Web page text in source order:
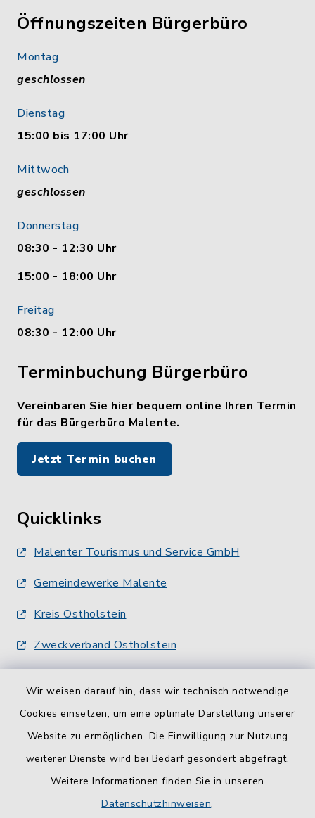
Wir weisen darauf hin, dass wir technisch notwendige
Cookies einsetzen, um eine optimale Darstellung unserer
Website zu ermöglichen. Die Einwilligung zur Nutzung
weiterer Dienste wird bei Bedarf gesondert abgefragt.
Weitere Informationen finden Sie in unseren
Datenschutzhinweisen.
Öffnungszeiten Bürgerbüro
Montag
geschlossen
Dienstag
15:00 bis 17:00 Uhr
Mittwoch
geschlossen
Donnerstag
08:30 - 12:30 Uhr
15:00 - 18:00 Uhr
Freitag
08:30 - 12:00 Uhr
Terminbuchung Bürgerbüro
Vereinbaren Sie hier bequem online Ihren Termin
für das Bürgerbüro Malente.
Jetzt Termin buchen
Quicklinks
Malenter Tourismus und Service GmbH
Gemeindewerke Malente
Kreis Ostholstein
Zweckverband Ostholstein
Barrierefreiheit